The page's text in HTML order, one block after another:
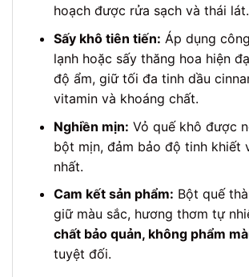
hoạch được rửa sạch và thái lát.
Sấy khô tiên tiến: Áp dụng
lạnh hoặc sấy thăng hoa hiện
độ ẩm, giữ tối đa tinh dầu
vitamin và khoáng chất.
Nghiền mịn: Vỏ quế khô được
bột mịn, đảm bảo độ tinh khiết
nhất.
Cam kết sản phẩm: Bột quế
giữ màu sắc, hương thơm tự
chất bảo quản, không phẩm
tuyệt đối.